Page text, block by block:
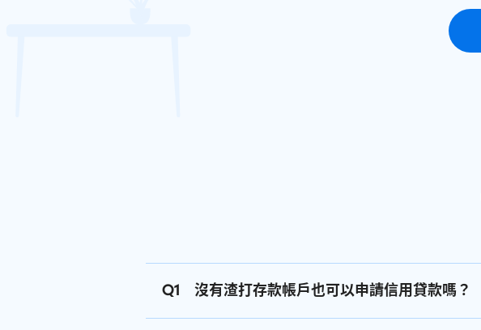
Q1 沒有渣打存款帳戶也可以申請信用貸款嗎？